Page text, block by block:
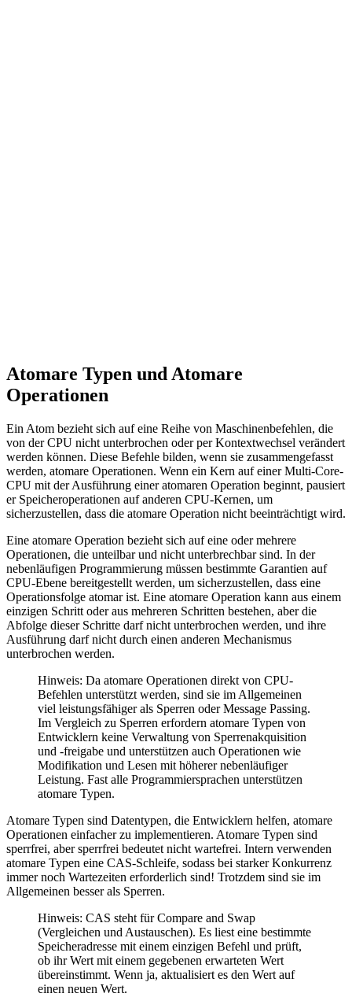
Atomare Typen und Atomare
Operationen
Ein Atom bezieht sich auf eine Reihe von Maschinenbefehlen, die
von der CPU nicht unterbrochen oder per Kontextwechsel verändert
werden können. Diese Befehle bilden, wenn sie zusammengefasst
werden, atomare Operationen. Wenn ein Kern auf einer Multi-Core-
CPU mit der Ausführung einer atomaren Operation beginnt, pausiert
er Speicheroperationen auf anderen CPU-Kernen, um
sicherzustellen, dass die atomare Operation nicht beeinträchtigt wird.
Eine atomare Operation bezieht sich auf eine oder mehrere
Operationen, die unteilbar und nicht unterbrechbar sind. In der
nebenläufigen Programmierung müssen bestimmte Garantien auf
CPU-Ebene bereitgestellt werden, um sicherzustellen, dass eine
Operationsfolge atomar ist. Eine atomare Operation kann aus einem
einzigen Schritt oder aus mehreren Schritten bestehen, aber die
Abfolge dieser Schritte darf nicht unterbrochen werden, und ihre
Ausführung darf nicht durch einen anderen Mechanismus
unterbrochen werden.
Hinweis: Da atomare Operationen direkt von CPU-
Befehlen unterstützt werden, sind sie im Allgemeinen
viel leistungsfähiger als Sperren oder Message Passing.
Im Vergleich zu Sperren erfordern atomare Typen von
Entwicklern keine Verwaltung von Sperrenakquisition
und -freigabe und unterstützen auch Operationen wie
Modifikation und Lesen mit höherer nebenläufiger
Leistung. Fast alle Programmiersprachen unterstützen
atomare Typen.
Atomare Typen sind Datentypen, die Entwicklern helfen, atomare
Operationen einfacher zu implementieren. Atomare Typen sind
sperrfrei, aber sperrfrei bedeutet nicht wartefrei. Intern verwenden
atomare Typen eine CAS-Schleife, sodass bei starker Konkurrenz
immer noch Wartezeiten erforderlich sind! Trotzdem sind sie im
Allgemeinen besser als Sperren.
Hinweis: CAS steht für Compare and Swap
(Vergleichen und Austauschen). Es liest eine bestimmte
Speicheradresse mit einem einzigen Befehl und prüft,
ob ihr Wert mit einem gegebenen erwarteten Wert
übereinstimmt. Wenn ja, aktualisiert es den Wert auf
einen neuen Wert.